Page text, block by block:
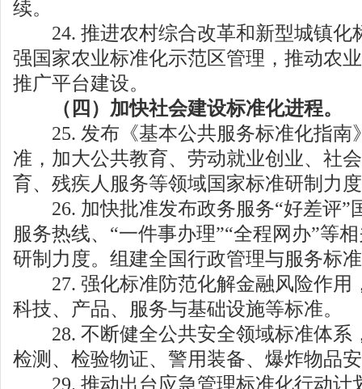
续。
24. 推进农村综合改革和新型城镇化
强国家农业标准化示范区管理，推动农
推广平台建设。
（四）加快社会建设标准化进程。
25. 发布《基本公共服务标准化指南
准，加大公共教育、劳动就业创业、社
育、残疾人服务等领域国家标准研制力
26. 加快批准发布政务服务“好差评”
服务热线、“一件事办理”“全程网办”等
研制力度。组建全国行政管理与服务标
27. 强化标准防范化解金融风险作用
科技、产品、服务与基础设施等标准。
28. 不断健全公共安全领域标准体系
检测、检验物证、警用装备、爆炸物品
29. 推动出台应急管理标准化行动计